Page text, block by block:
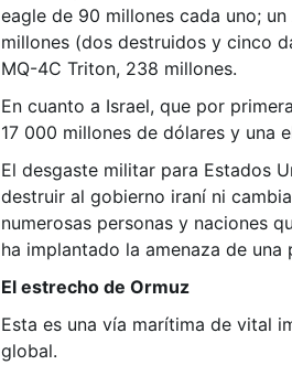
eagle de 90 millones cada uno;
millones (dos destruidos y cinco
MQ-4C Triton, 238 millones.
En cuanto a Israel, que por
17 000 millones de dólares y una
El desgaste militar para Estados
destruir al gobierno iraní ni
numerosas personas y naciones
ha implantado la amenaza de
El estrecho de Ormuz
Esta es una vía marítima de vital
global.